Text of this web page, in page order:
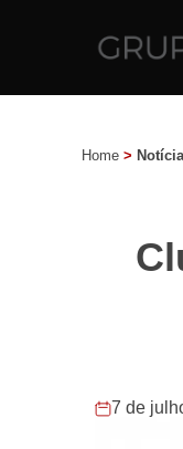
Home >
7 de